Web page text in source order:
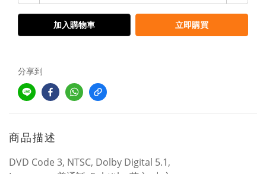
加入購物車 立即購買
分享到
商品描述
DVD Code 3, NTSC, Dolby Digital 5.1,